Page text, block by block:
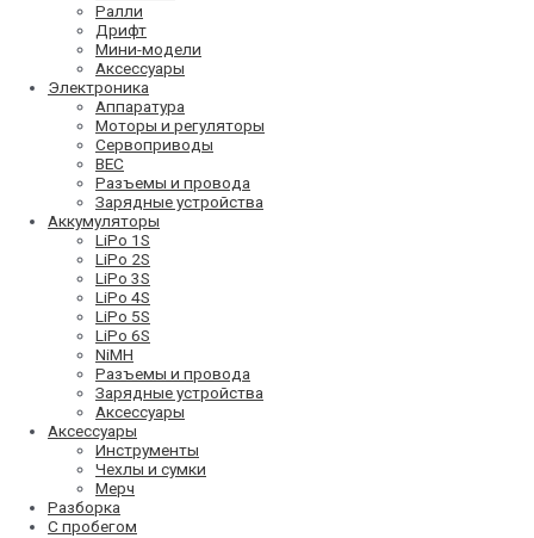
Ралли
Дрифт
Мини-модели
Аксессуары
Электроника
Аппаратура
Моторы и регуляторы
Сервоприводы
BEC
Разъемы и провода
Зарядные устройства
Аккумуляторы
LiPo 1S
LiPo 2S
LiPo 3S
LiPo 4S
LiPo 5S
LiPo 6S
NiMH
Разъемы и провода
Зарядные устройства
Аксессуары
Аксессуары
Инструменты
Чехлы и сумки
Мерч
Разборка
С пробегом